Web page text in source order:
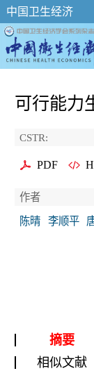
中国卫生经济
可行能力
CSTR:
PDF
作者
陈晴
李顺平
摘要
相似文献